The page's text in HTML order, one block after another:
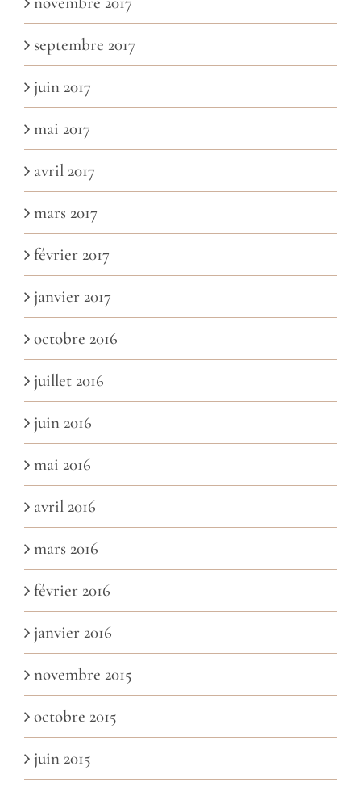
septembre 2017
juin 2017
mai 2017
avril 2017
mars 2017
février 2017
janvier 2017
octobre 2016
juillet 2016
juin 2016
mai 2016
avril 2016
mars 2016
février 2016
janvier 2016
novembre 2015
octobre 2015
juin 2015